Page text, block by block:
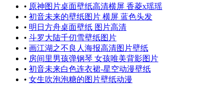
• 原神图片桌面壁纸高清横屏 香菱x瑶瑶
• 初音未来的壁纸图片 横屏 蓝色头发
• 明日方舟桌面壁纸 图片高清
• 斗罗大陆千仞雪壁纸图片
• 画江湖之不良人海报高清图片壁纸
• 房间里男孩弹钢琴 女孩唯美背影图片
• 初音未来白色连衣裙-星空动漫壁纸
• 女生吹泡泡糖的图片壁纸动漫